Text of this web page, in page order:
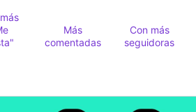
Más
comentadas
Con más
seguidoras